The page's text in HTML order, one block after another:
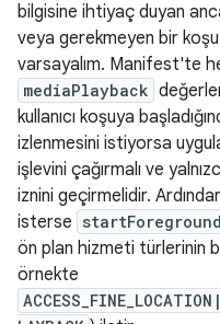
bilgisine ihtiyaç duyan
veya gerekmeyen bir koşu
varsayalım. Manifest'te
mediaPlayback
kullanıcı koşuya
izlenmesini istiyorsa
işlevini çağırmalı ve
iznini geçirmelidir.
isterse
ön plan hizmeti türlerinin
örnekte